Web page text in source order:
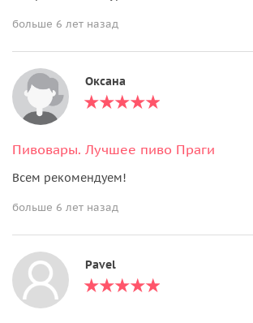
больше 6 лет назад
Оксана
Пивовары. Лучшее пиво Праги
Всем рекомендуем!
больше 6 лет назад
Pavel